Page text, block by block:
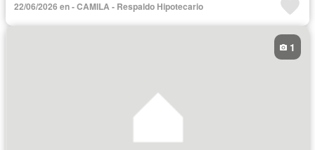
22/06/2026 en - CAMILA - Respaldo Hipotecario
1